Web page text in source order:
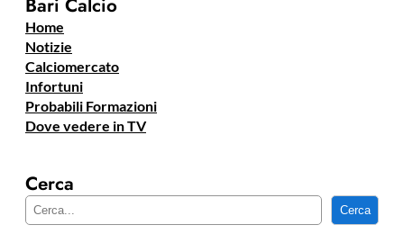
Bari Calcio
Home
Notizie
Calciomercato
Infortuni
Probabili Formazioni
Dove vedere in TV
Cerca
e
Cerca